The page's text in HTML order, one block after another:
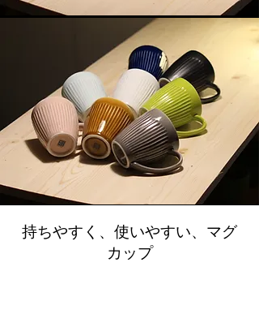
持ちやすく、使いやすい、マグ
カップ